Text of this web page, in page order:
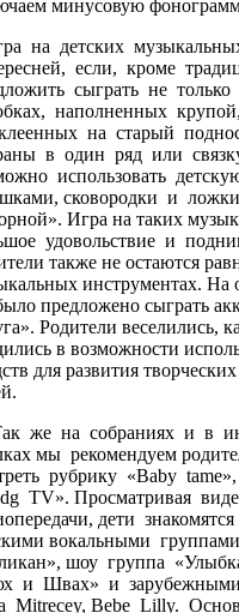
минусовую
на детских
если, кроме
сыграть не
наполненных
на старый
в один ряд или
использовать
сковородки и
Игра на таких
удовольствие и
также не остаются
инструментах. На
предложено сыграть
Родители веселились,
в возможности
для развития
же на собраниях и в
мы рекомендуем
рубрику «Baby
TV». Просматривая
дети
вокальными
шоу группа
и Швах» и зарубежными
Mitrecey, Bebe Lilly.